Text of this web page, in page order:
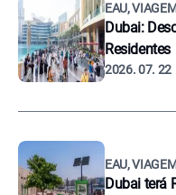
EAU,
Dubai:
Residentes
2026. 07. 22
EAU,
Dubai terá